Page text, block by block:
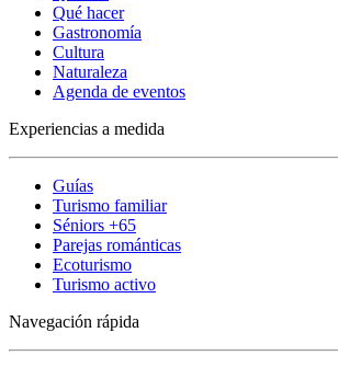
Qué hacer
Gastronomía
Cultura
Naturaleza
Agenda de eventos
Experiencias a medida
Guías
Turismo familiar
Séniors +65
Parejas románticas
Ecoturismo
Turismo activo
Navegación rápida